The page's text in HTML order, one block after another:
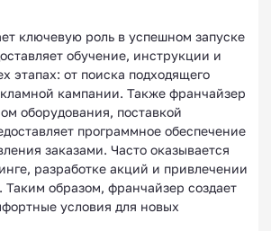
ключевую роль в успешном запуске
обучение, инструкции и
этапах: от поиска подходящего
кампании. Также франчайзер
оборудования, поставкой
программное обеспечение
заказами. Часто оказывается
разработке акций и привлечении
Таким образом, франчайзер создает
условия для новых